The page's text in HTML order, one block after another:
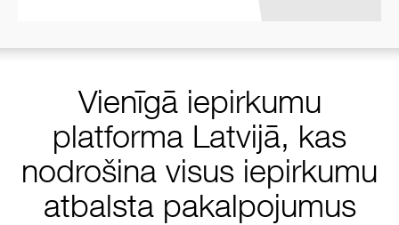
Vienīgā iepirkumu
platforma Latvijā, kas
nodrošina visus iepirkumu
atbalsta pakalpojumus